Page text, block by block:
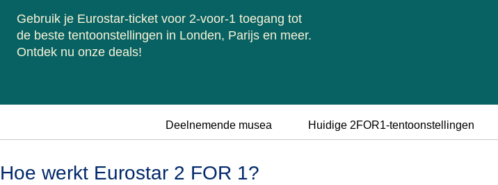
Gebruik je Eurostar-ticket voor 2-voor-1 toegang tot
de beste tentoonstellingen in Londen, Parijs en meer.
Ontdek nu onze deals!
Deelnemende musea Huidige 2FOR1-tentoonstellingen
Hoe werkt Eurostar 2 FOR 1?